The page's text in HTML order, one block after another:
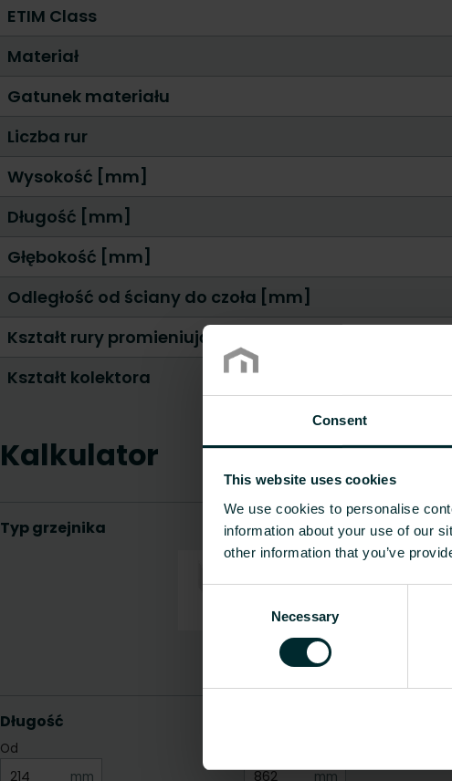
Consent
This website uses cookies
We use cookies to personalise
information about your use of our
other information that you’ve
Necessary
ETIM Class
Materiał
Gatunek materiału
Liczba rur
Wysokość [mm]
Długość [mm]
Głębokość [mm]
Odległość od ściany do czoła [mm]
Kształt rury promieniującej
Kształt kolektora
Kalkulator